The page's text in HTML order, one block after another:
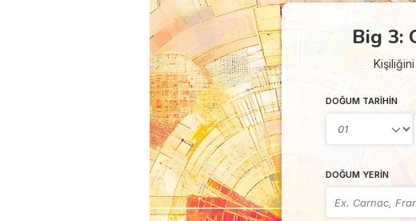
Big 3:
DOĞUM TARIHIN
DOĞUM YERIN